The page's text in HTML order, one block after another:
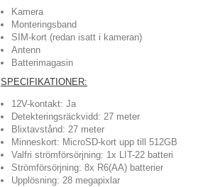
Kamera
Monteringsband
SIM-kort (redan isatt i kameran)
Antenn
Batterimagasin
SPECIFIKATIONER:
12V-kontakt: Ja
Detekteringsräckvidd: 27 meter
Blixtavstånd: 27 meter
Minneskort: MicroSD-kort upp till 512GB
Valfri strömförsörjning: 1x LIT-22 batteri
Strömförsörjning: 8x R6(AA) batterier
Upplösning: 28 megapixlar